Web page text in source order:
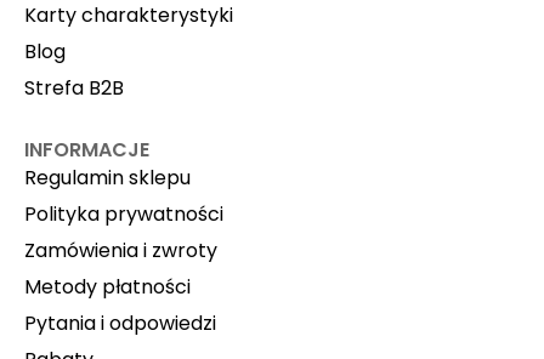
Karty charakterystyki
Blog
Strefa B2B
INFORMACJE
Regulamin sklepu
Polityka prywatności
Zamówienia i zwroty
Metody płatności
Pytania i odpowiedzi